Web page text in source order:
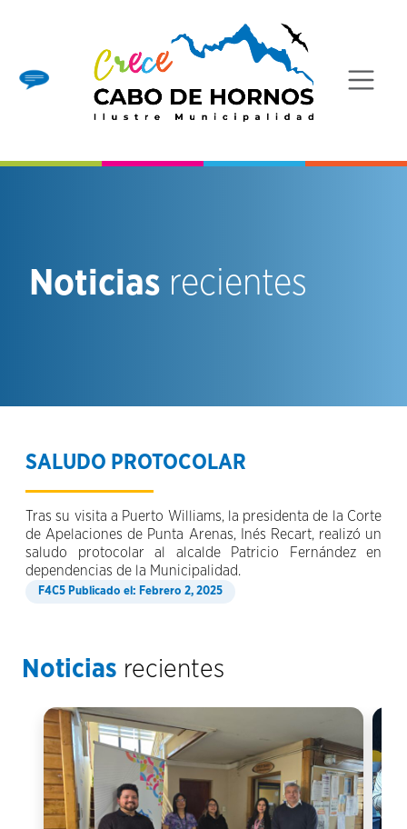
Noticias recientes
SALUDO PROTOCOLAR
Tras su visita a Puerto Williams, la presidenta de la Corte
de Apelaciones de Punta Arenas, Inés Recart, realizó un
saludo protocolar al alcalde Patricio Fernández en
dependencias de la Municipalidad.
Publicado el: Febrero 2, 2025
Noticias recientes